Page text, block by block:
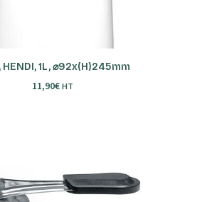
AJOUTER AU PANIER
HENDI, 1L, ⌀92x(H)245mm
11,90€HT